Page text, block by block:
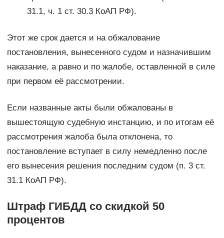
31.1, ч. 1 ст. 30.3 КоАП РФ).
Этот же срок дается и на обжалование
постановления, вынесенного судом и назначившим
наказание, а равно и по жалобе, оставленной в силе
при первом её рассмотрении.
Если названные акты были обжалованы в
вышестоящую судебную инстанцию, и по итогам её
рассмотрения жалоба была отклонена, то
постановление вступает в силу немедленно после
его вынесения решения последним судом (п. 3 ст.
31.1 КоАП РФ).
Штраф ГИБДД со скидкой 50
процентов